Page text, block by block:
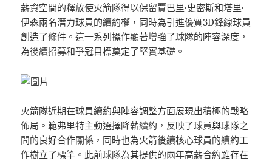
薪資空間的釋放使火箭隊得以保留賈巴里·史密斯和塔里·
伊森兩名潛力球員的續約權，同時為引進優質3D鋒線球員
創造了條件。這一系列操作顯著增強了球隊的陣容深度，
為後續招募和爭冠目標奠定了堅實基礎。
火箭隊近期在球員續約與陣容調整方面展現出積極的戰略
佈局。範弗里特主動選擇降薪續約，反映了球員與球隊之
間的良好合作關係，同時也為火箭後續核心球員的續約工
作樹立了標竿。此前球隊為其提供的兩年高薪合約雖存在